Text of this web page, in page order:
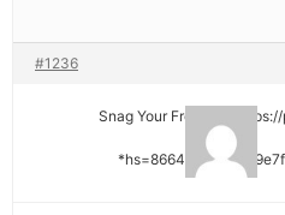
#1236
* * * Snag Your Free Gift: